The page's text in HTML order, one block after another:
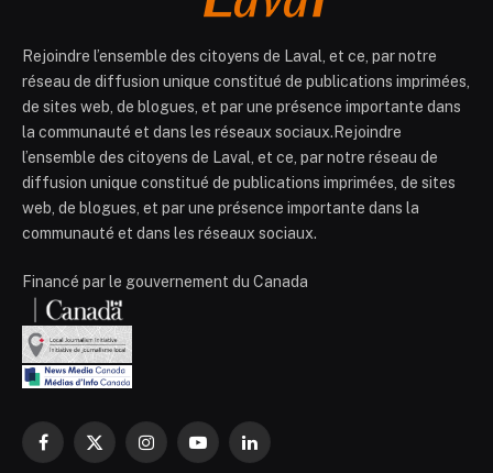
Rejoindre l’ensemble des citoyens de Laval, et ce, par notre
réseau de diffusion unique constitué de publications imprimées,
de sites web, de blogues, et par une présence importante dans
la communauté et dans les réseaux sociaux.Rejoindre
l’ensemble des citoyens de Laval, et ce, par notre réseau de
diffusion unique constitué de publications imprimées, de sites
web, de blogues, et par une présence importante dans la
communauté et dans les réseaux sociaux.
Financé par le gouvernement du Canada
Facebook
X
InstagramYouTubeLinkedIn